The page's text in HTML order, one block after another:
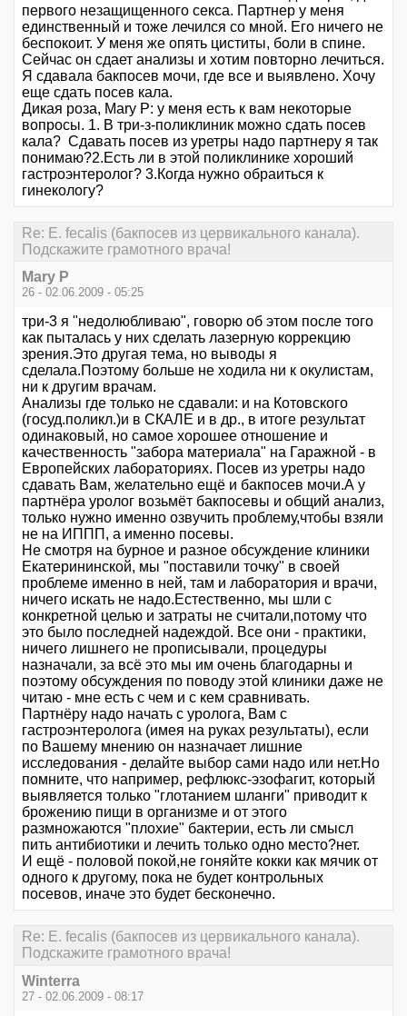
первого незащищенного секса. Партнер у меня
единственный и тоже лечился со мной. Его ничего не
беспокоит. У меня же опять циститы, боли в спине.
Сейчас он сдает анализы и хотим повторно лечиться.
Я сдавала бакпосев мочи, где все и выявлено. Хочу
еще сдать посев кала.
Дикая роза, Mary P: у меня есть к вам некоторые
вопросы. 1. В три-з-поликлиник можно сдать посев
кала? Сдавать посев из уретры надо партнеру я так
понимаю?2.Есть ли в этой поликлинике хороший
гастроэнтеролог? 3.Когда нужно обраиться к
гинекологу?
Re: E. fecalis (бакпосев из цервикального канала).
Подскажите грамотного врача!
Mary P
26 - 02.06.2009 - 05:25
три-3 я "недолюбливаю", говорю об этом после того
как пыталась у них сделать лазерную коррекцию
зрения.Это другая тема, но выводы я
сделала.Поэтому больше не ходила ни к окулистам,
ни к другим врачам.
Анализы где только не сдавали: и на Котовского
(госуд.поликл.)и в СКАЛЕ и в др., в итоге результат
одинаковый, но самое хорошее отношение и
качественность "забора материала" на Гаражной - в
Европейских лабораториях. Посев из уретры надо
сдавать Вам, желательно ещё и бакпосев мочи.А у
партнёра уролог возьмёт бакпосевы и общий анализ,
только нужно именно озвучить проблему,чтобы взяли
не на ИППП, а именно посевы.
Не смотря на бурное и разное обсуждение клиники
Екатерининской, мы "поставили точку" в своей
проблеме именно в ней, там и лаборатория и врачи,
ничего искать не надо.Естественно, мы шли с
конкретной целью и затраты не считали,потому что
это было последней надеждой. Все они - практики,
ничего лишнего не прописывали, процедуры
назначали, за всё это мы им очень благодарны и
поэтому обсуждения по поводу этой клиники даже не
читаю - мне есть с чем и с кем сравнивать.
Партнёру надо начать с уролога, Вам с
гастроэнтеролога (имея на руках результаты), если
по Вашему мнению он назначает лишние
исследования - делайте выбор сами надо или нет.Но
помните, что например, рефлюкс-эзофагит, который
выявляется только "глотанием шланги" приводит к
брожению пищи в организме и от этого
размножаются "плохие" бактерии, есть ли смысл
пить антибиотики и лечить только одно место?нет.
И ещё - половой покой,не гоняйте кокки как мячик от
одного к другому, пока не будет контрольных
посевов, иначе это будет бесконечно.
Re: E. fecalis (бакпосев из цервикального канала).
Подскажите грамотного врача!
Winterra
27 - 02.06.2009 - 08:17